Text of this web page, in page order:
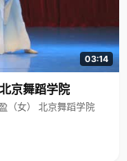
03:14
京舞蹈学院
（女） 北京舞蹈学院